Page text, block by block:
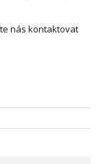
nás kontaktovat